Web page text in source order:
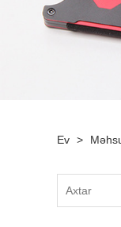
Ev >